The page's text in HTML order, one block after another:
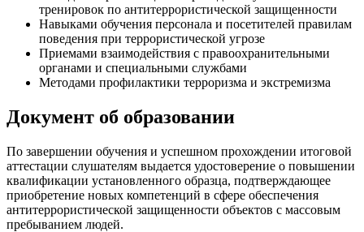
тренировок по антитеррористической защищенности
Навыками обучения персонала и посетителей правилам
поведения при террористической угрозе
Приемами взаимодействия с правоохранительными
органами и специальными службами
Методами профилактики терроризма и экстремизма
Документ об образовании
По завершении обучения и успешном прохождении итоговой
аттестации слушателям выдается удостоверение о повышении
квалификации установленного образца, подтверждающее
приобретение новых компетенций в сфере обеспечения
антитеррористической защищенности объектов с массовым
пребыванием людей.